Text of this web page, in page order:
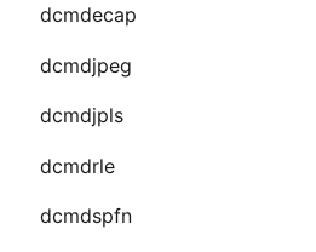
dcmdecap
dcmdjpeg
dcmdjpls
dcmdrle
dcmdspfn